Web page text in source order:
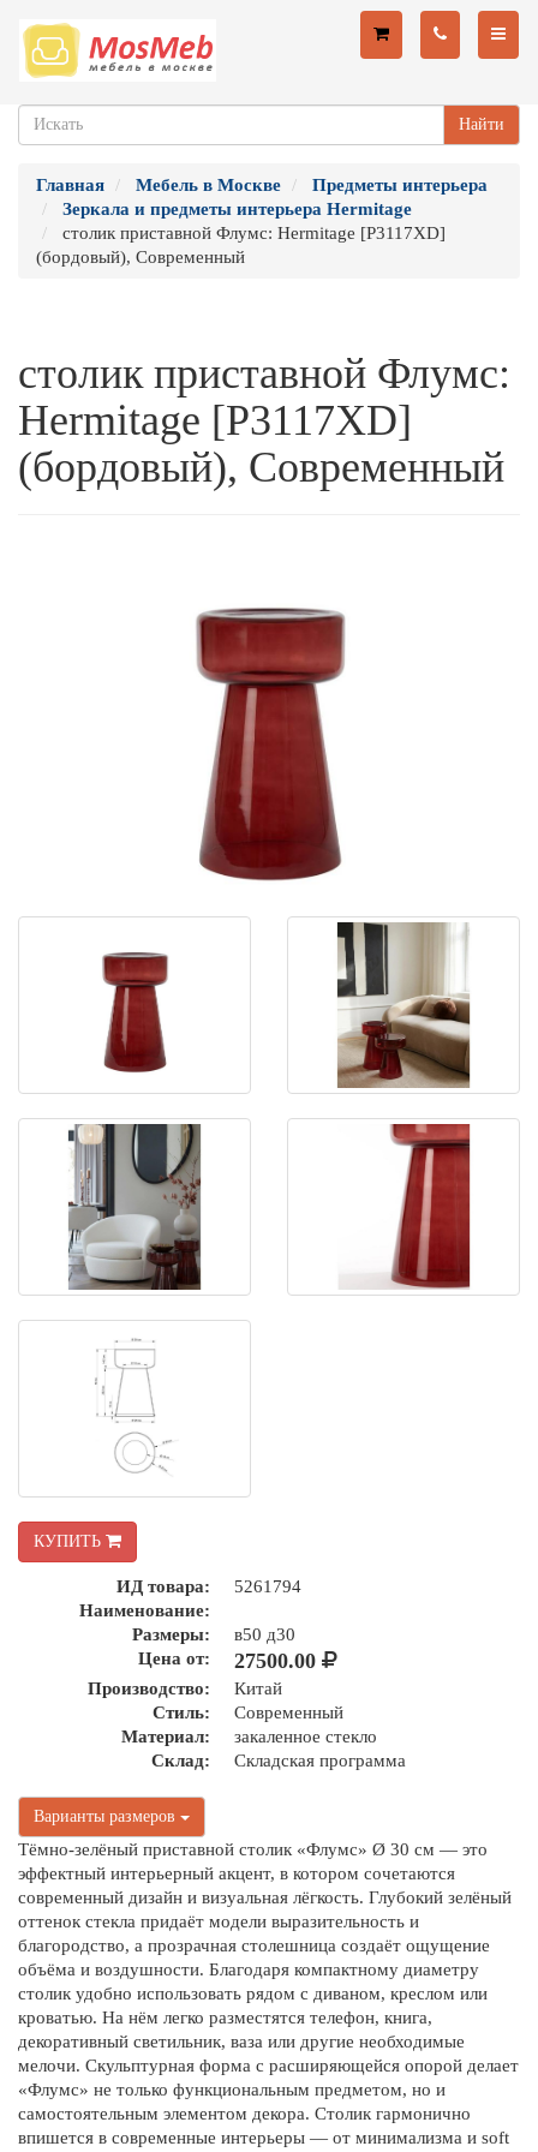
Найти
Главная Мебель в Москве
Предметы интерьера
Зеркала и предметы интерьера Hermitage
столик приставной Флумс: Hermitage [P3117XD]
(бордовый), Современный
столик приставной Флумс:
Hermitage [P3117XD]
(бордовый), Современный
КУПИТЬ
ИД товара:
5261794
Наименование:
Размеры:
в50 д30
Цена от:
27500.00
Производство:
Китай
Стиль:
Современный
Материал:
закаленное стекло
Склад:
Складская программа
Варианты размеров
Тёмно-зелёный приставной столик «Флумс» Ø 30 см — это
эффектный интерьерный акцент, в котором сочетаются
современный дизайн и визуальная лёгкость. Глубокий зелёный
оттенок стекла придаёт модели выразительность и
благородство, а прозрачная столешница создаёт ощущение
объёма и воздушности. Благодаря компактному диаметру
столик удобно использовать рядом с диваном, креслом или
кроватью. На нём легко разместятся телефон, книга,
декоративный светильник, ваза или другие необходимые
мелочи. Скульптурная форма с расширяющейся опорой делает
«Флумс» не только функциональным предметом, но и
самостоятельным элементом декора. Столик гармонично
впишется в современные интерьеры — от минимализма и soft